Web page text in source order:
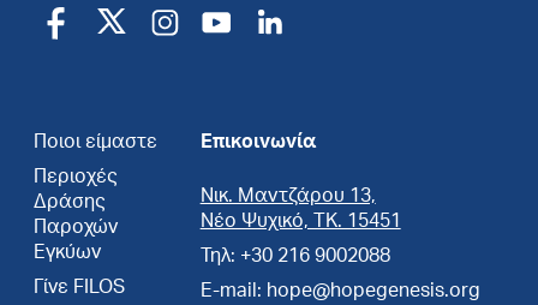
Ποιοι είμαστε
Περιοχές
Δράσης
Παροχών
Εγκύων
Γίνε FILOS
Επικοινωνία
Νικ. Μαντζάρου 13,
Νέο Ψυχικό, ΤΚ. 15451
Τηλ: +30 216 9002088
E-mail: hope@hopegenesis.org